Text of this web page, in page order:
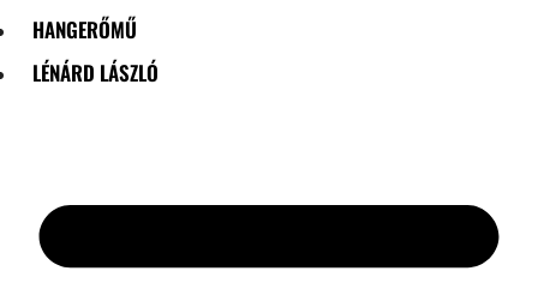
HANGERŐMŰ
LÉNÁRD LÁSZLÓ